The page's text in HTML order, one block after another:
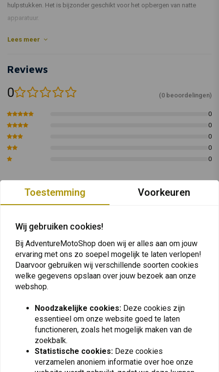
hulpstukken. Het is bijzonder geschikt voor het opbergen van natte
apparatuur.
Functies:
uitgerust met twee veiligheidsblokken, ook wel "High Lock"
De tas heeft een grote opening die gemakkelijk plaats biedt aan
Aan beide zijden van het product biedt het Ultra-Fix systeem
meerdere bevestigingsmogelijkheden, zoals ANURA, ADDBAG,
Het product heeft twee robuuste handgrepen aan de zijkant
Het MULTI-FIX-systeem wordt ondersteund door tien ABS D-
ringen op het product.
Om comfortabel transport te garanderen, heeft het product
klittenband.
De onderste riem is verstevigd om het transport van zware
voorwerpen te ondersteunen.
Het product wordt geleverd met een schouderriem die
gewatteerd, verstelbaar en naar behoefte kan worden
Handleiding Downloaden
Artikelcode: BS-1100-01, BS-1100-03, BS-1100-02, BS-1100-04, BS-1100-
Lees meer
Reviews
0 (0 beoordelingen)
0
0
0
0
0
Plaats ook een review
Vergelijkbare producten
Toestemming Voorkeuren
Wij gebruiken cookies!
Bij AdventureMotoShop doen wij er alles aan om jouw
ervaring met ons zo soepel mogelijk te laten verlopen!
Daarvoor gebruiken wij verschillende soorten cookies
welke gegevens opslaan over jouw bezoek aan onze
webshop.
Noodzakelijke cookies: Deze cookies zijn
essentieel om onze website goed te laten
functioneren, zoals het mogelijk maken van de
zoekbalk.
Statistische cookies: Deze cookies
verzamelen anoniem informatie over hoe onze